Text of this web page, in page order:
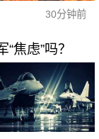
30分钟前
焦虑”吗？